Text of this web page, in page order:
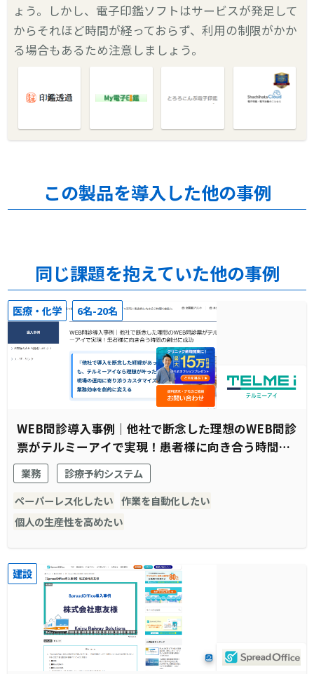
ょう。しかし、電子印鑑ソフトはサービスが発足して
からそれほど時間が経っておらず、利用の制限がかか
る場合もあるため注意しましょう。
この製品を導入した他の事例
同じ課題を抱えていた他の事例
医療・化学 6名-20名
WEB問診導入事例｜他社で断念した理想のWEB問診
票がテルミーアイで実現！患者様に向き合う時間の
創出に成功
業務
診療予約システム
ペーパーレス化したい 作業を自動化したい
個人の生産性を高めたい
建設